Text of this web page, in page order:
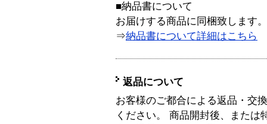
■納品書について
お届けする商品に同梱致します。
⇒納品書について詳細はこちら
返品について
お客様のご都合による返品・交
ください。 商品開封後、または